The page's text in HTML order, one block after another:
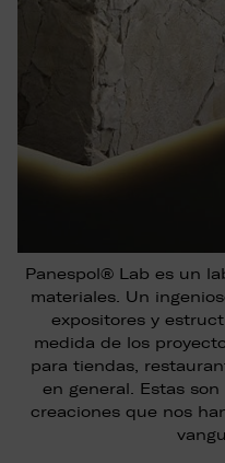
Panespol® Lab es un
materiales. Un
expositores y
medida de los
para tiendas,
en general. Estas
creaciones que nos